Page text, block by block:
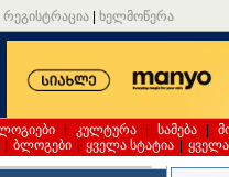
რეგისტრაცია ხელმოწერა
კულტურა სამება
ბლოგები ყველა სტატია